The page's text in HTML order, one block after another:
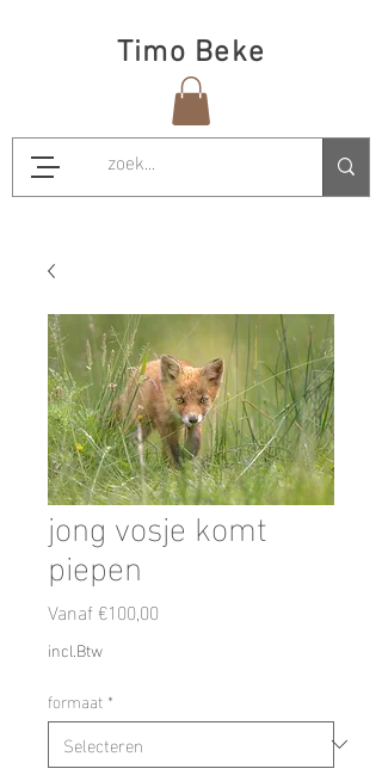
Timo Beke
jong vosje komt
piepen
Vanaf €100,00
incl.Btw
formaat *